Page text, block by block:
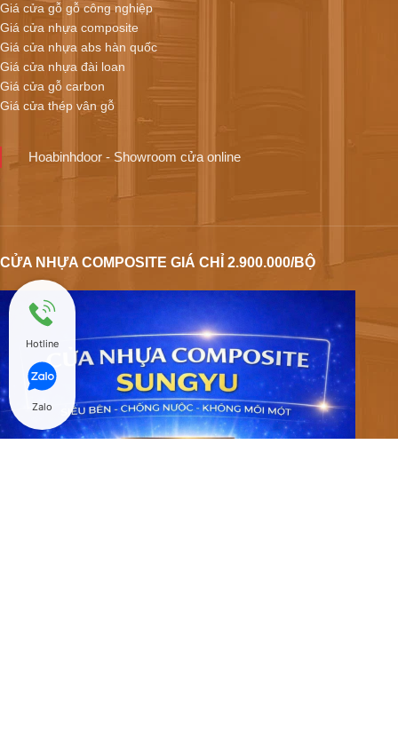
Giá cửa gỗ gỗ công nghiệp
Giá cửa nhựa composite
Giá cửa nhựa abs hàn quốc
Giá cửa nhựa đài loan
Giá cửa gỗ carbon
Giá cửa thép vân gỗ
Hoabinhdoor - Showroom cửa online
CỬA NHỰA COMPOSITE GIÁ CHỈ 2.900.000/BỘ
Hotline
Zalo